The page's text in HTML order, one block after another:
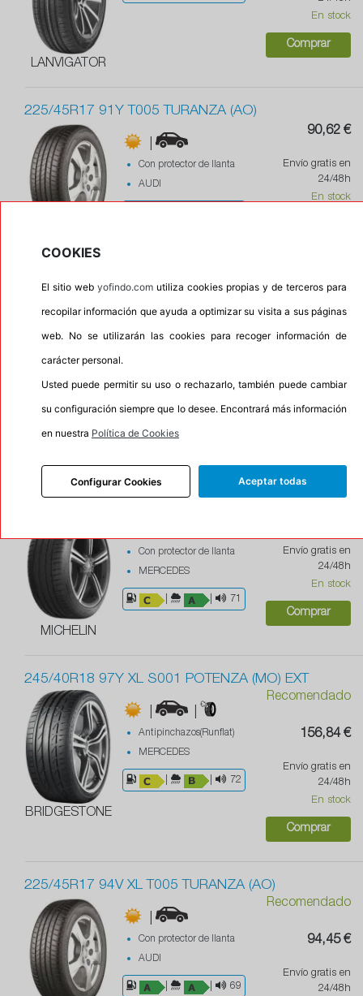
LANVIGATOR
En stock
Comprar
225/45R17 91Y T005 TURANZA (AO)
BRIDGESTONE
|
Con protector de llanta
AUDI
90,62 €
Envío gratis en
24/48h
En stock
205/55R16 91V T005 TURANZA (AO)
BRIDGESTONE
Recomendado
Envío gratis en
En stock
245/40ZR18 97Y XL PILOT SPORT PS4 (MO1)
MICHELIN
Con protector de llanta
MERCEDES
71
Envío gratis en
24/48h
En stock
Comprar
245/40R18 97Y XL S001 POTENZA (MO) EXT
BRIDGESTONE
|
Antipinchazos(Runflat)
MERCEDES
72
Recomendado
156,84 €
Envío gratis en
24/48h
En stock
Comprar
225/45R17 94V XL T005 TURANZA (AO)
|
Con protector de llanta
AUDI
69
Recomendado
94,45 €
Envío gratis en
24/48h
COOKIES
El sitio web yofindo.com utiliza cookies propias y de terceros para
recopilar información que ayuda a optimizar su visita a sus páginas
web. No se utilizarán las cookies para recoger información de
carácter personal.
Usted puede permitir su uso o rechazarlo, también puede cambiar
su configuración siempre que lo desee. Encontrará más información
en nuestra Política de Cookies
Configurar Cookies Aceptar todas